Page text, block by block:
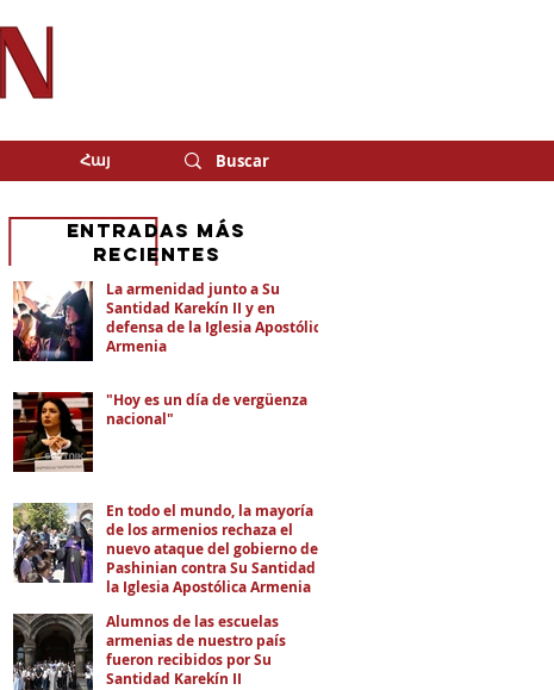
Հայ
La armenidad junto a Su
Santidad Karekín II y en
defensa de la Iglesia Apostólica
Armenia
"Hoy es un día de vergüenza
nacional"
En todo el mundo, la mayoría
de los armenios rechaza el
nuevo ataque del gobierno de
Pashinian contra Su Santidad y
la Iglesia Apostólica Armenia
Alumnos de las escuelas
armenias de nuestro país
fueron recibidos por Su
Santidad Karekín II
eNTRADAS MÁS
RECIENTES